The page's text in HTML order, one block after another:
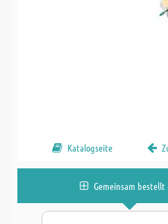
Katalogseite
Gemeinsam